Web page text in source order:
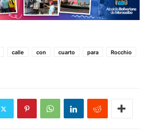
calle con cuarto para
Rocchio